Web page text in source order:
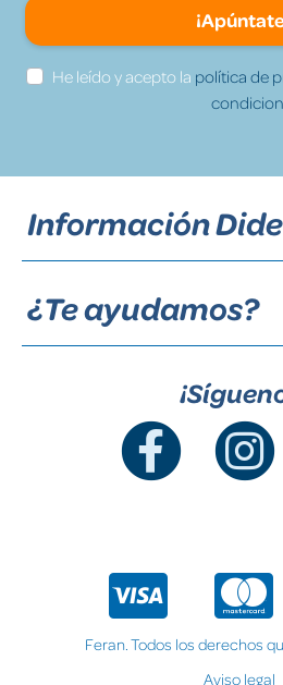
He leído y acepto la política de
Información
¿Te ayudamos?
Feran. Todos los derechos
Aviso legal